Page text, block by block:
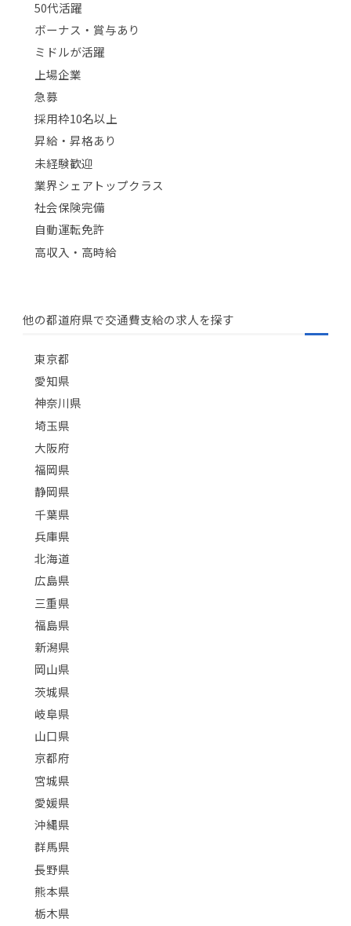
50代活躍
ボーナス・賞与あり
ミドルが活躍
上場企業
急募
採用枠10名以上
昇給・昇格あり
未経験歓迎
業界シェアトップクラス
社会保険完備
自動運転免許
高収入・高時給
他の都道府県で交通費支給の求人を探す
東京都
愛知県
神奈川県
埼玉県
大阪府
福岡県
静岡県
千葉県
兵庫県
北海道
広島県
三重県
福島県
新潟県
岡山県
茨城県
岐阜県
山口県
京都府
宮城県
愛媛県
沖縄県
群馬県
長野県
熊本県
栃木県